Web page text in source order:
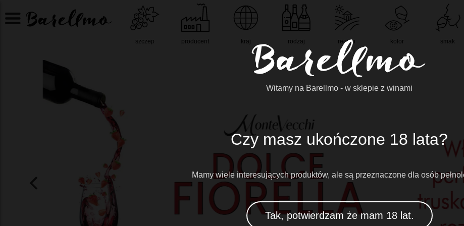
kraj
producent region
szczep kolor smak
rodzaj
Witamy na Barellmo - w sklepie z winami
Czy masz ukończone 18 lata?
Mamy wiele interesujących produktów, ale są przeznaczone dla osób
Tak, potwierdzam że mam 18 lat.